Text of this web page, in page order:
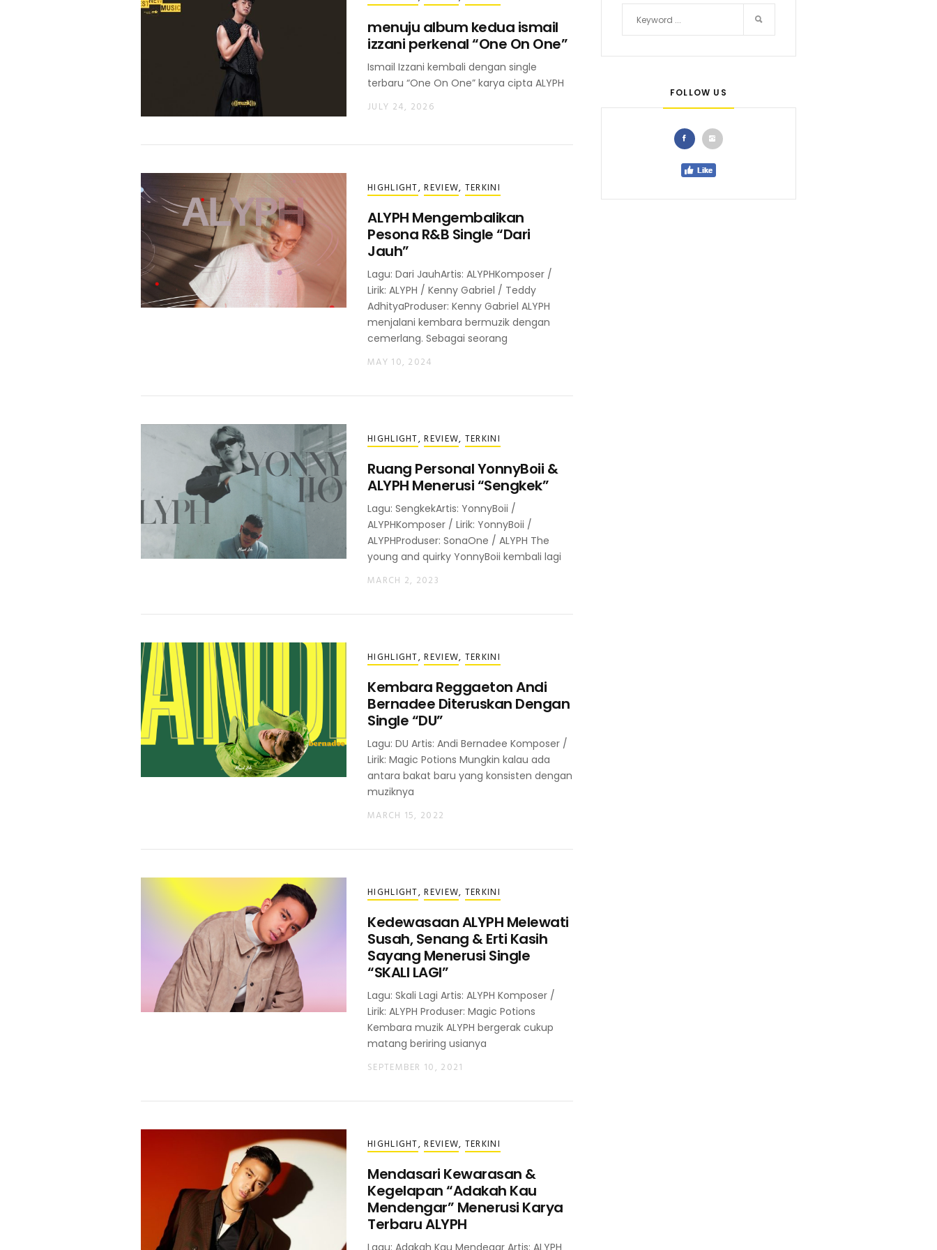
menuju album kedua ismail
izzani perkenal “One On One”
Ismail Izzani kembali dengan single
terbaru “One On One” karya cipta ALYPH
JULY 24, 2026
HIGHLIGHT,REVIEW, TERKINI
ALYPH Mengembalikan
Pesona R&B Single “Dari
Jauh”
Lagu: Dari JauhArtis: ALYPHKomposer /
Lirik: ALYPH / Kenny Gabriel / Teddy
AdhityaProduser: Kenny Gabriel ALYPH
menjalani kembara bermuzik dengan
cemerlang. Sebagai seorang
MAY 10, 2024
HIGHLIGHT,REVIEW, TERKINI
Ruang Personal YonnyBoii &
ALYPH Menerusi “Sengkek”
Lagu: SengkekArtis: YonnyBoii /
ALYPHKomposer / Lirik: YonnyBoii /
ALYPHProduser: SonaOne / ALYPH The
young and quirky YonnyBoii kembali lagi
MARCH 2, 2023
HIGHLIGHT,REVIEW, TERKINI
Kembara Reggaeton Andi
Bernadee Diteruskan Dengan
Single “DU”
Lagu: DU Artis: Andi Bernadee Komposer /
Lirik: Magic Potions Mungkin kalau ada
antara bakat baru yang konsisten dengan
muziknya
MARCH 15, 2022
HIGHLIGHT,REVIEW, TERKINI
Kedewasaan ALYPH Melewati
Susah, Senang & Erti Kasih
Sayang Menerusi Single
“SKALI LAGI”
Lagu: Skali Lagi Artis: ALYPH Komposer /
Lirik: ALYPH Produser: Magic Potions
Kembara muzik ALYPH bergerak cukup
matang beriring usianya
SEPTEMBER 10, 2021
HIGHLIGHT,REVIEW, TERKINI
Mendasari Kewarasan &
Kegelapan “Adakah Kau
Mendengar” Menerusi Karya
Terbaru ALYPH
FOLLOW US